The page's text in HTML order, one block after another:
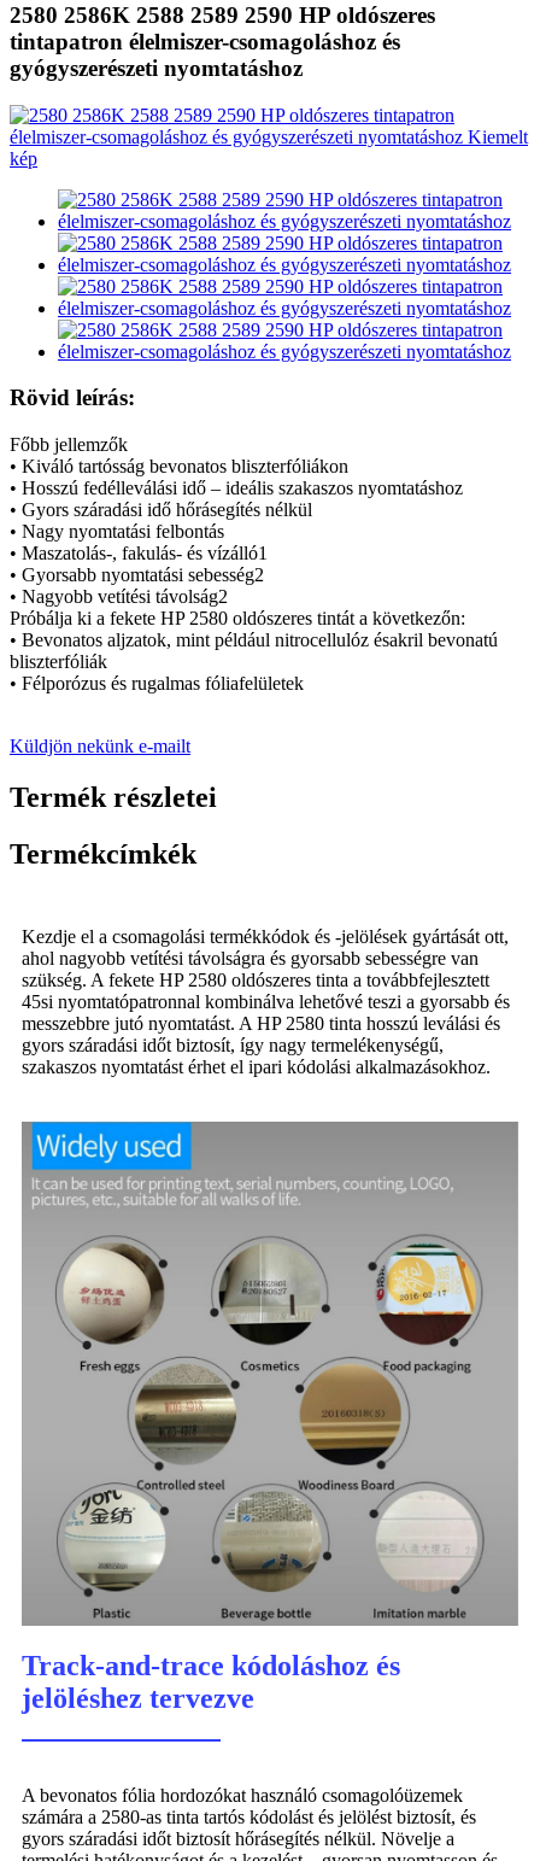
2580 2586K 2588 2589 2590 HP oldószeres
tintapatron élelmiszer-csomagoláshoz és
gyógyszerészeti nyomtatáshoz
Rövid leírás:
Főbb jellemzők
• Kiváló tartósság bevonatos bliszterfóliákon
• Hosszú fedélleválási idő – ideális szakaszos nyomtatáshoz
• Gyors száradási idő hőrásegítés nélkül
• Nagy nyomtatási felbontás
• Maszatolás-, fakulás- és vízálló1
• Gyorsabb nyomtatási sebesség2
• Nagyobb vetítési távolság2
Próbálja ki a fekete HP 2580 oldószeres tintát a következőn:
• Bevonatos aljzatok, mint például nitrocellulóz ésakril bevonatú
bliszterfóliák
• Félporózus és rugalmas fóliafelületek
Küldjön nekünk e-mailt
Termék részletei
Termékcímkék
Kezdje el a csomagolási termékkódok és -jelölések gyártását ott,
ahol nagyobb vetítési távolságra és gyorsabb sebességre van
szükség. A fekete HP 2580 oldószeres tinta a továbbfejlesztett
45si nyomtatópatronnal kombinálva lehetővé teszi a gyorsabb és
messzebbre jutó nyomtatást. A HP 2580 tinta hosszú leválási és
gyors száradási időt biztosít, így nagy termelékenységű,
szakaszos nyomtatást érhet el ipari kódolási alkalmazásokhoz.
Track-and-trace kódoláshoz és
jelöléshez tervezve
A bevonatos fólia hordozókat használó csomagolóüzemek
számára a 2580-as tinta tartós kódolást és jelölést biztosít, és
gyors száradási időt biztosít hőrásegítés nélkül. Növelje a